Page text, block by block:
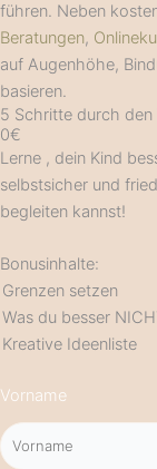
führen. Neben
Beratungen,
auf Augenhöhe,
basieren.
5 Schritte durch den
0€
Lerne , dein Kind
selbstsicher und
begleiten kannst!
Bonusinhalte:
Grenzen setzen
Was du besser
Kreative Ideenliste
Vorname